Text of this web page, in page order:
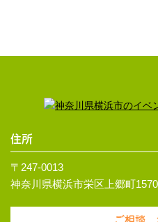
住所
〒247-0013
神奈川県横浜市栄区上郷町1570